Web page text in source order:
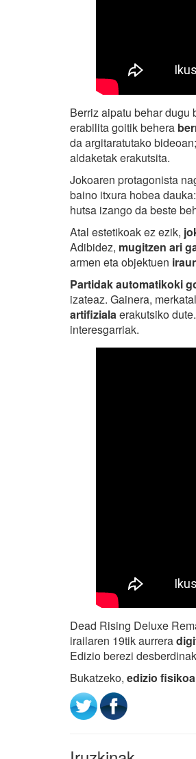
Berriz aipatu behar dugu
erabilita goitik behera
da argitaratutako
aldaketak erakutsita.
Jokoaren protagonista
baino itxura hobea
hutsa izango da beste
Atal estetikoak ez ezik,
Adibidez, mugitzen ari
armen eta objektuen
Partidak automatikoki
izateaz. Gainera,
artifizialaerakutsiko
interesgarriak.
Dead Rising Deluxe
irailaren 19tik aurrera
Edizio berezi
Bukatzeko, edizio fisikoa